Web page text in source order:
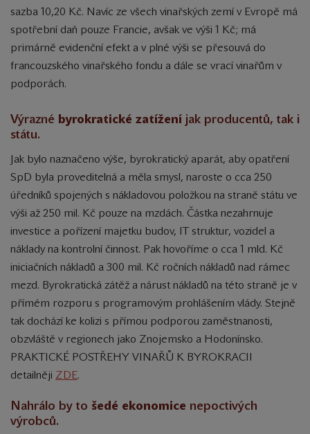
sazba 10,20 Kč. Navíc ze všech vinařských zemí v Evropě má
spotřební daň pouze Francie, avšak ve výši 1 Kč; má
primárně evidenční efekt a v plné výši se přesouvá do
francouzského vinařského fondu a dále se vrací vinařům v
podporách.
Výrazné byrokratické zatížení jak producentů, tak i
státu.
Jak bylo naznačeno výše, byrokratický aparát, aby opatření
SpD byla proveditelná a měla smysl, naroste o cca 250
úředníků spojených s nákladovou položkou na straně státu ve
výši až 250 mil. Kč pouze na mzdách. Částka nezahrnuje
investice a pořízení majetku budov, IT struktur, vozidel a
náklady na kontrolní činnost. Pak hovoříme o cca 1 mld. Kč
iniciačních nákladů a 300 mil. Kč ročních nákladů nad rámec
mezd. Byrokratická zátěž a nárust nákladů na této straně je v
přímém rozporu s programovým prohlášením vlády. Stejně
tak dochází ke kolizi s přímou podporou zaměstnanosti,
obzvláště v regionech jako Znojemsko a Hodonínsko.
PRAKTICKÉ POSTŘEHY VINAŘŮ K BYROKRACII
detailněji ZDE.
Nahrálo by to šedé ekonomice nepoctivých
výrobců.